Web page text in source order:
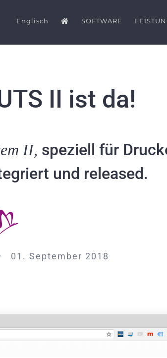
Englisch SOFTWARE
II ist da!
II, speziell für
und released.
01. September 2018